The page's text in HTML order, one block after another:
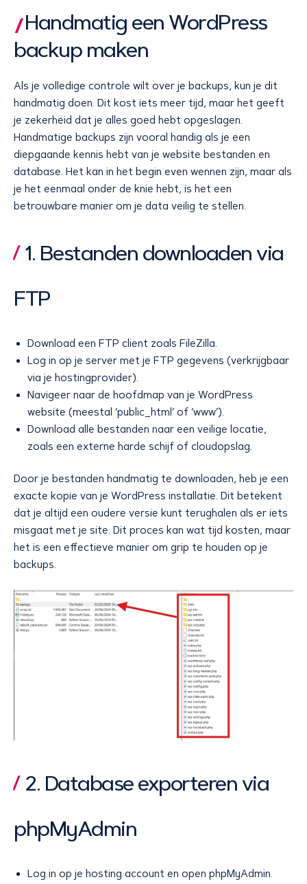
Handmatig een WordPress
backup maken
Als je volledige controle wilt over je backups, kun je dit
handmatig doen. Dit kost iets meer tijd, maar het geeft
je zekerheid dat je alles goed hebt opgeslagen.
Handmatige backups zijn vooral handig als je een
diepgaande kennis hebt van je website bestanden en
database. Het kan in het begin even wennen zijn, maar als
je het eenmaal onder de knie hebt, is het een
betrouwbare manier om je data veilig te stellen.
1. Bestanden downloaden via
FTP
Download een FTP client zoals FileZilla.
Log in op je server met je FTP gegevens (verkrijgbaar
via je hostingprovider).
Navigeer naar de hoofdmap van je WordPress
website (meestal ‘public_html’ of ‘www’).
Download alle bestanden naar een veilige locatie,
zoals een externe harde schijf of cloudopslag.
Door je bestanden handmatig te downloaden, heb je een
exacte kopie van je WordPress installatie. Dit betekent
dat je altijd een oudere versie kunt terughalen als er iets
misgaat met je site. Dit proces kan wat tijd kosten, maar
het is een effectieve manier om grip te houden op je
backups.
2. Database exporteren via
phpMyAdmin
Log in op je hosting account en open phpMyAdmin.